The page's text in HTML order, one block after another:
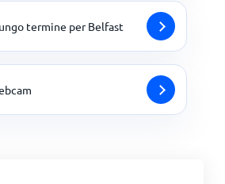
termine per Belfast